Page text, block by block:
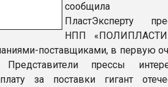
сообщила
ПластЭксперту
НПП
поставщиками, в первую
прессы
за поставки гигант